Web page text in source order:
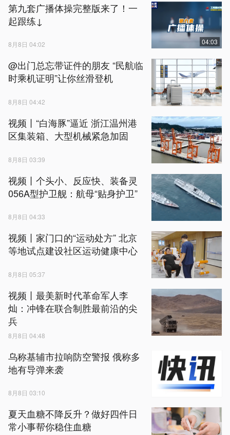
第九套广播体操完整版来了！一
起跟练↓
8月8日 04:02 04:03
@出门总忘带证件的朋友 “民航临
时乘机证明”让你丝滑登机
8月8日 04:42
视频丨“白海豚”逼近 浙江温州港
区集装箱、大型机械紧急加固
8月8日 03:39
视频丨个头小、反应快、装备灵
056A型护卫舰：航母“贴身护卫”
8月8日 04:33
视频丨家门口的“运动处方” 北京
等地试点建设社区运动健康中心
8月8日 05:37
视频丨最美新时代革命军人李
灿：冲锋在联合制胜最前沿的尖
兵
8月8日 04:48
乌称基辅市拉响防空警报 俄称多
地有导弹来袭
8月8日 03:10
夏天血糖不降反升？做好四件日
常小事帮你稳住血糖